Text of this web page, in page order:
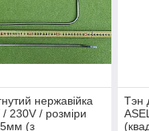
нержавійка
230V / розміри
(з
Тэн